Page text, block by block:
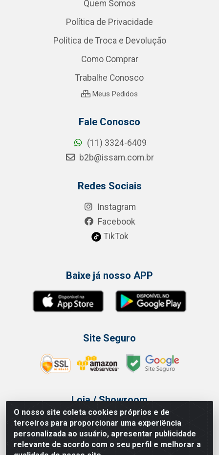
O nosso site coleta cookies próprios e de
terceiros para proporcionar uma experiência
personalizada ao usuário, apresentar publicidade
relevante de acordo com o seu perfil e melhorar a
Quem Somos
Política de Privacidade
Política de Troca e Devolução
Como Comprar
Trabalhe Conosco
Meus Pedidos
Fale Conosco
(11) 3324-6409
b2b@issam.com.br
Redes Sociais
Instagram
Facebook
TikTok
Baixe já nosso APP
Site Seguro
Loja / Showroom
Tel.: (11) 3314 6400
Av Vautier, 468 - Pari - São Paulo/SP